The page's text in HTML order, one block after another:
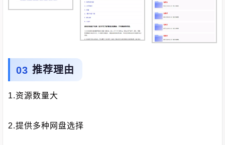
推荐理由
1.资源数量大
2.提供多种网盘选择